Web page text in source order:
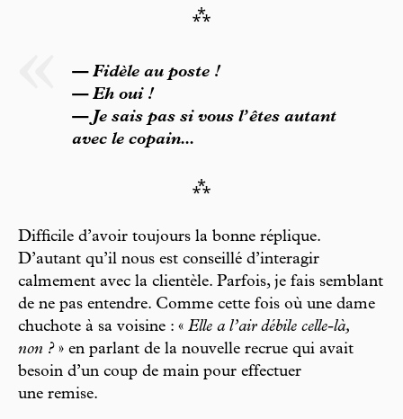
⁂
— Fidèle au poste !
— Eh oui !
— Je sais pas si vous l’êtes autant
avec le copain...
⁂
Difficile d’avoir toujours la bonne réplique.
D’autant qu’il nous est conseillé d’interagir
calmement avec la clientèle. Parfois, je fais semblant
de ne pas entendre. Comme cette fois où une dame
chuchote à sa voisine : « Elle a l’air débile celle-là,
non ?» en parlant de la nouvelle recrue qui avait
besoin d’un coup de main pour effectuer
une remise.